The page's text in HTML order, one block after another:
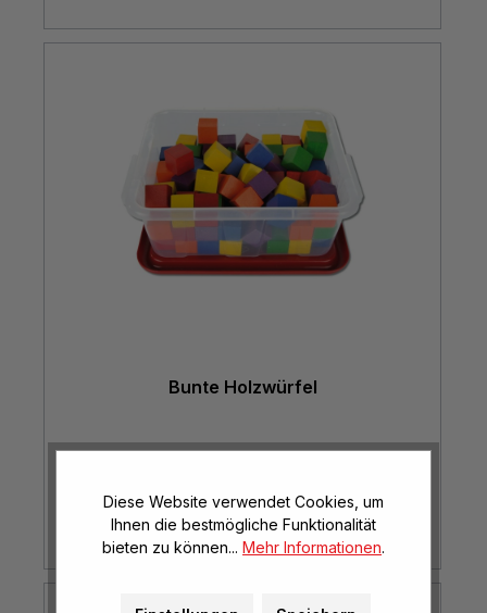
Bunte Holzwürfel
€ 23,95*
Diese Website verwendet Cookies, um
Ihnen die bestmögliche Funktionalität
bieten zu können... Mehr Informationen.